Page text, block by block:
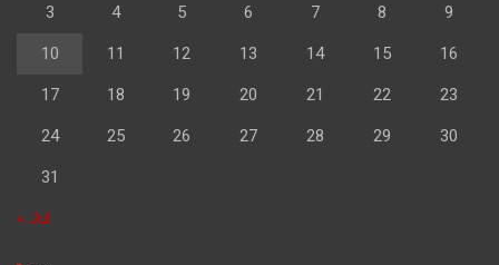
3 4 5 6 7 8 9
10 11 12 13 14 15 16
17 18 19 20 21 22 23
24 25 26 27 28 29 30
31
« Jul